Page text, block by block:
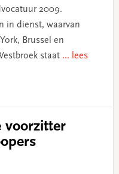
2009.
in dienst, waarvan
Brussel en
staat ... lees
voorzitter